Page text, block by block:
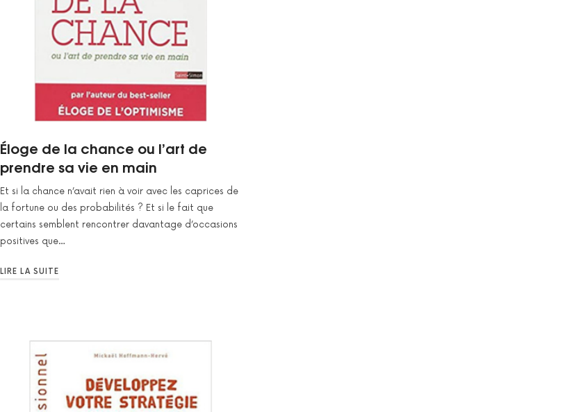
Éloge de la chance ou l’art de
prendre sa vie en main
Et si la chance n’avait rien à voir avec les caprices de
la fortune ou des probabilités ? Et si le fait que
certains semblent rencontrer davantage d’occasions
positives que…
LIRE LA SUITE